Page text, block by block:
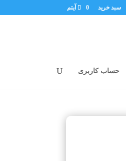
سبد خرید 0 آیتم
حساب کاربری